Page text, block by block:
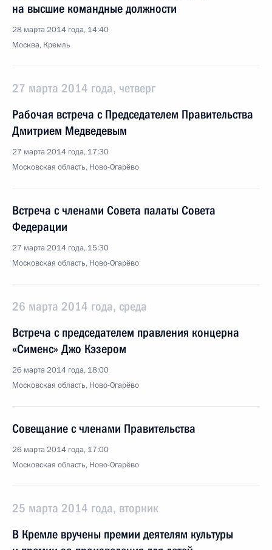
на высшие командные должности
28 марта 2014 года, 14:40
Москва, Кремль
27 марта 2014 года, четверг
Рабочая встреча с Председателем Правительства
Дмитрием Медведевым
27 марта 2014 года, 17:30
Московская область, Ново-Огарёво
Встреча с членами Совета палаты Совета
Федерации
27 марта 2014 года, 15:30
Московская область, Ново-Огарёво
26 марта 2014 года, среда
Встреча с председателем правления концерна
«Сименс» Джо Кэзером
26 марта 2014 года, 18:00
Московская область, Ново-Огарёво
Совещание с членами Правительства
26 марта 2014 года, 17:00
Московская область, Ново-Огарёво
25 марта 2014 года, вторник
В Кремле вручены премии деятелям культуры